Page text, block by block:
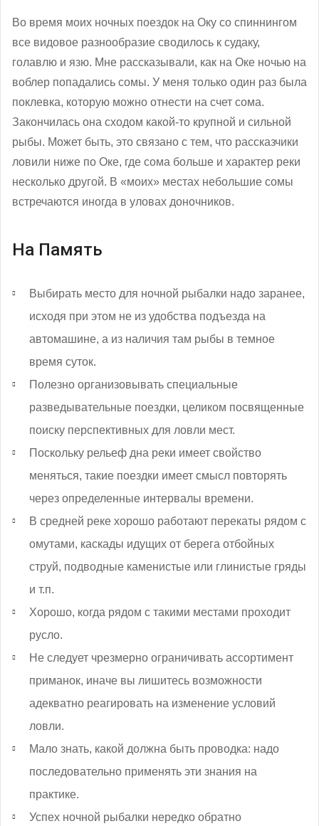
Во время моих ночных поездок на Оку со спиннингом
все видовое разнообразие сводилось к судаку,
голавлю и язю. Мне рассказывали, как на Оке ночью на
воблер попадались сомы. У меня только один раз была
поклевка, которую можно отнести на счет сома.
Закончилась она сходом какой-то крупной и сильной
рыбы. Может быть, это связано с тем, что рассказчики
ловили ниже по Оке, где сома больше и характер реки
несколько другой. В «моих» местах небольшие сомы
встречаются иногда в уловах доночников.
На Память
Выбирать место для ночной рыбалки надо заранее,
исходя при этом не из удобства подъезда на
автомашине, а из наличия там рыбы в темное
время суток.
Полезно организовывать специальные
разведывательные поездки, целиком посвященные
поиску перспективных для ловли мест.
Поскольку рельеф дна реки имеет свойство
меняться, такие поездки имеет смысл повторять
через определенные интервалы времени.
В средней реке хорошо работают перекаты рядом с
омутами, каскады идущих от берега отбойных
струй, подводные каменистые или глинистые гряды
и т.п.
Хорошо, когда рядом с такими местами проходит
русло.
Не следует чрезмерно ограничивать ассортимент
приманок, иначе вы лишитесь возможности
адекватно реагировать на изменение условий
ловли.
Мало знать, какой должна быть проводка: надо
последовательно применять эти знания на
практике.
Успех ночной рыбалки нередко обратно